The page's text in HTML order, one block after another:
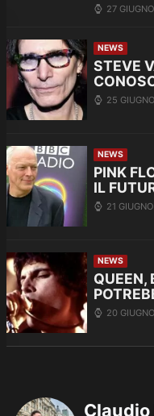
27
NEWS
STEVE
25
NEWS
PINK
IL
21
NEWS
QUEEN,
20
Claudio